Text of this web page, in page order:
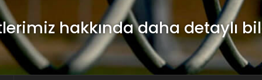
hakkında daha detaylı